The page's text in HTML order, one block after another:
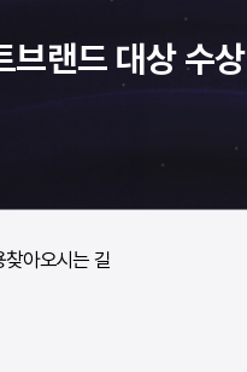
브랜드 대상 수상
찾아오시는 길